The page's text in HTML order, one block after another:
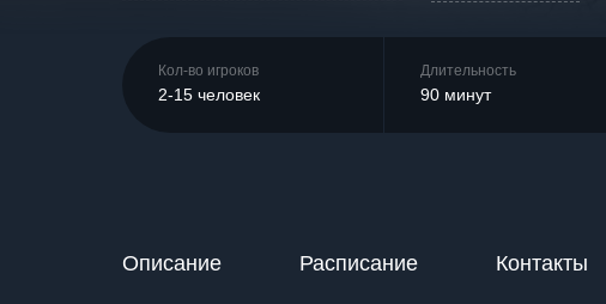
Кол-во игроков
2-15 человек
Длительность
90 минут
Описание Расписание Контакты